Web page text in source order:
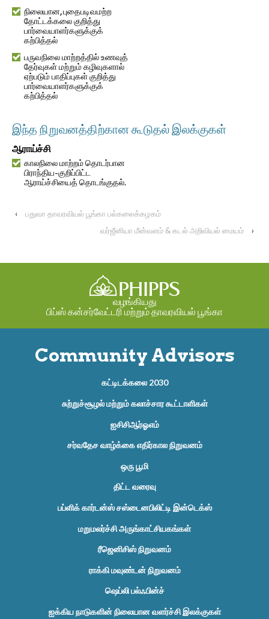
நிலையான, புதைபடிவமற்ற
தோட்டக்கலை குறித்து
பார்வையாளர்களுக்குக்
கற்பித்தல்
பருவநிலை மாற்றத்தில் உணவுத்
தேர்வுகள் மற்றும் கழிவுகளால்
ஏற்படும் பாதிப்புகள் குறித்து
பார்வையாளர்களுக்குக்
கற்பித்தல்
இந்த நிறுவனத்திற்கான கூடுதல் இலக்குகள்
ஆராய்ச்சி
காலநிலை மாற்றம் தொடர்பான
பிராந்திய-குறிப்பிட்ட
ஆராய்ச்சியைத் தொடங்குதல்.
‹
பதுவா தாவரவியல் பூங்கா பல்கலைக்கழகம்
வர்ஜீனியா மீன்வளம் & கடல் அறிவியல் மையம்
›
வழங்கியது
பிப்ஸ் கன்சர்வேட்டரி மற்றும் தாவரவியல் பூங்கா
Community Advisors
கட்டிடக்கலை 2030
சுற்றுச்சூழல் மற்றும் கலாச்சார கூட்டாளிகள்
ஐசிசிஆர்ஓஎம்
சர்வதேச வாழ்க்கை எதிர்கால நிறுவனம்
ஒரு பூமி
திட்ட வரைவு
பப்ளிக் கார்டன்ஸ் சஸ்டைனபிலிட்டி இன்டெக்ஸ்
மறுமலர்ச்சி அருங்காட்சியகங்கள்
ரீஜெனிசிஸ் நிறுவனம்
ராக்கி மவுண்டன் நிறுவனம்
ஷெப்லி பல்ஃபின்ச்
ஐக்கிய நாடுகளின் நிலையான வளர்ச்சி இலக்குகள்